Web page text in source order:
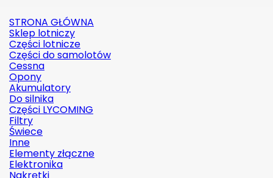
STRONA GŁÓWNA
Sklep lotniczy
Części lotnicze
Części do samolotów
Cessna
Opony
Akumulatory
Do silnika
Części LYCOMING
Filtry
Świece
Inne
Elementy złączne
Elektronika
Nakrętki